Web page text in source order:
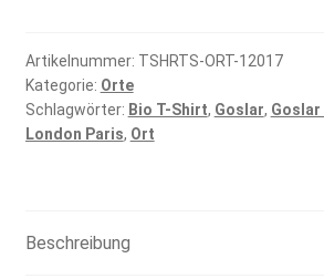
Artikelnummer: TSHRTS-ORT-12017
Kategorie: Orte
Schlagwörter: Bio T-Shirt, Goslar,
London Paris, Ort
Beschreibung